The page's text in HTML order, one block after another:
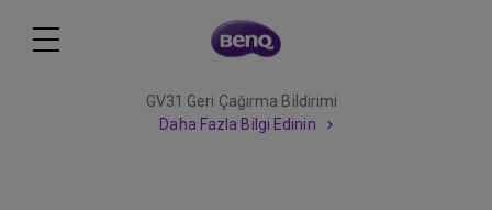
GV31 Geri Çağırma Bildirimi
Daha Fazla Bilgi Edinin